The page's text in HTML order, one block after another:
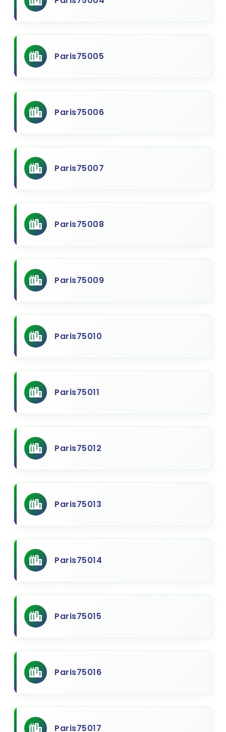
Paris75005
Paris75006
Paris75007
Paris75008
Paris75009
Paris75010
Paris75011
Paris75012
Paris75013
Paris75014
Paris75015
Paris75016
Paris75017